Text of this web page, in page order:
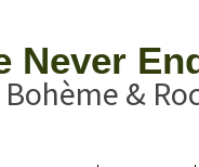
Never
Bohème &